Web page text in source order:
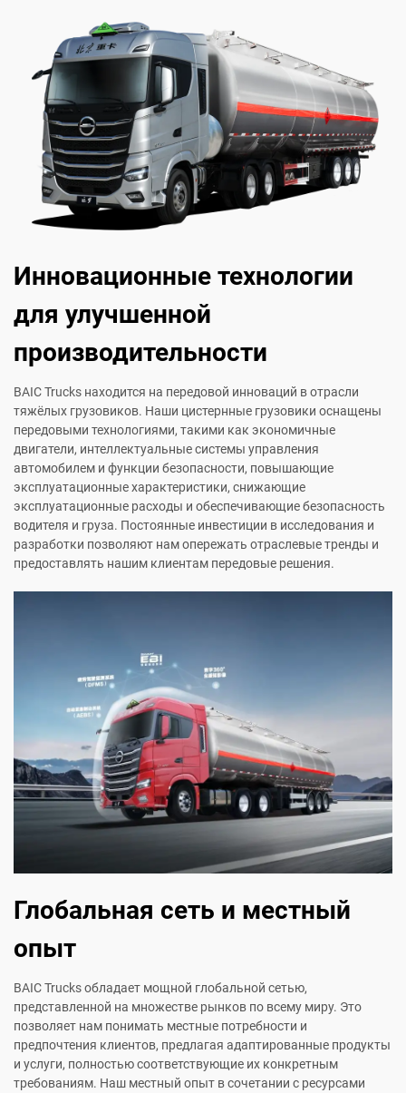
Инновационные технологии
для улучшенной
производительности
BAIC Trucks находится на передовой инноваций в отрасли
тяжёлых грузовиков. Наши цистернные грузовики оснащены
передовыми технологиями, такими как экономичные
двигатели, интеллектуальные системы управления
автомобилем и функции безопасности, повышающие
эксплуатационные характеристики, снижающие
эксплуатационные расходы и обеспечивающие безопасность
водителя и груза. Постоянные инвестиции в исследования и
разработки позволяют нам опережать отраслевые тренды и
предоставлять нашим клиентам передовые решения.
Глобальная сеть и местный
опыт
BAIC Trucks обладает мощной глобальной сетью,
представленной на множестве рынков по всему миру. Это
позволяет нам понимать местные потребности и
предпочтения клиентов, предлагая адаптированные продукты
и услуги, полностью соответствующие их конкретным
требованиям. Наш местный опыт в сочетании с ресурсами